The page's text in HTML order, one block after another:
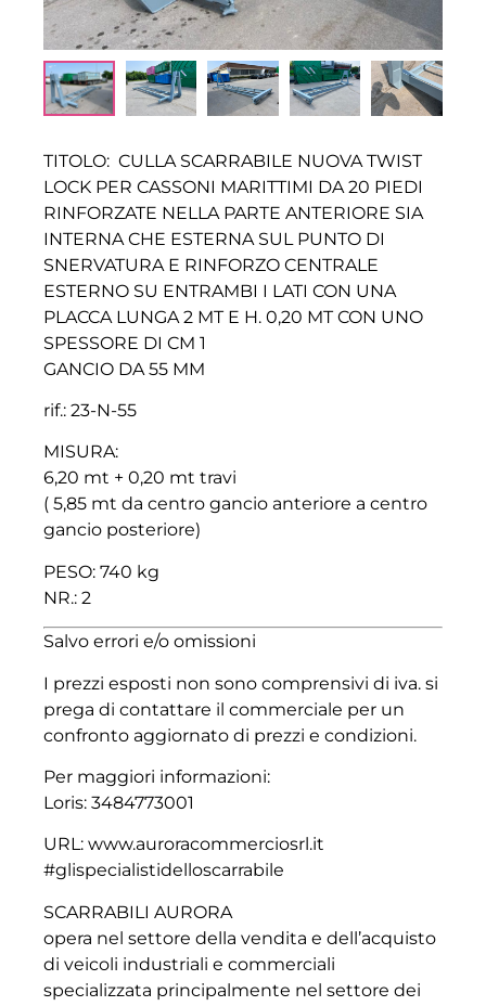
TITOLO: CULLA SCARRABILE NUOVA TWIST
LOCK PER CASSONI MARITTIMI DA 20 PIEDI
RINFORZATE NELLA PARTE ANTERIORE SIA
INTERNA CHE ESTERNA SUL PUNTO DI
SNERVATURA E RINFORZO CENTRALE
ESTERNO SU ENTRAMBI I LATI CON UNA
PLACCA LUNGA 2 MT E H. 0,20 MT CON UNO
SPESSORE DI CM 1
GANCIO DA 55 MM
rif.: 23-N-55
MISURA:
6,20 mt + 0,20 mt travi
( 5,85 mt da centro gancio anteriore a centro
gancio posteriore)
PESO: 740 kg
NR.: 2
Salvo errori e/o omissioni
I prezzi esposti non sono comprensivi di iva. si
prega di contattare il commerciale per un
confronto aggiornato di prezzi e condizioni.
Per maggiori informazioni:
Loris: 3484773001
URL: www.auroracommerciosrl.it
#glispecialistidelloscarrabile
SCARRABILI AURORA
opera nel settore della vendita e dell’acquisto
di veicoli industriali e commerciali
specializzata principalmente nel settore dei